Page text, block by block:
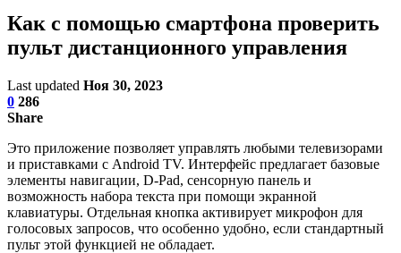
Как с помощью смартфона проверить
пульт дистанционного управления
Last updated Ноя 30, 2023
0 286
Share
Это приложение позволяет управлять любыми телевизорами
и приставками с Android TV. Интерфейс предлагает базовые
элементы навигации, D-Pad, сенсорную панель и
возможность набора текста при помощи экранной
клавиатуры. Отдельная кнопка активирует микрофон для
голосовых запросов, что особенно удобно, если стандартный
пульт этой функцией не обладает.